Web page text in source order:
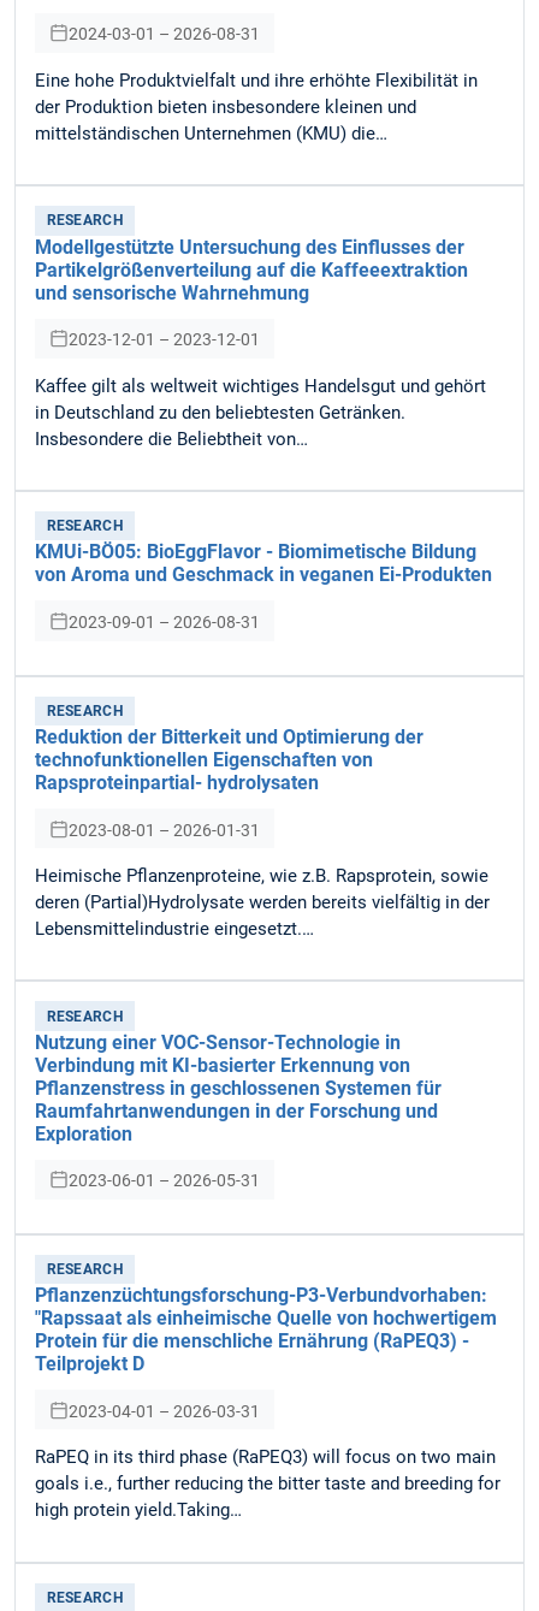
2024-03-01 – 2026-08-31
Eine hohe Produktvielfalt und ihre erhöhte Flexibilität in
der Produktion bieten insbesondere kleinen und
mittelständischen Unternehmen (KMU) die…
RESEARCH
Modellgestützte Untersuchung des Einflusses der
Partikelgrößenverteilung auf die Kaffeeextraktion
und sensorische Wahrnehmung
2023-12-01 – 2023-12-01
Kaffee gilt als weltweit wichtiges Handelsgut und gehört
in Deutschland zu den beliebtesten Getränken.
Insbesondere die Beliebtheit von…
RESEARCH
KMUi-BÖ05: BioEggFlavor - Biomimetische Bildung
von Aroma und Geschmack in veganen Ei-Produkten
2023-09-01 – 2026-08-31
RESEARCH
Reduktion der Bitterkeit und Optimierung der
technofunktionellen Eigenschaften von
Rapsproteinpartial- hydrolysaten
2023-08-01 – 2026-01-31
Heimische Pflanzenproteine, wie z.B. Rapsprotein, sowie
deren (Partial)Hydrolysate werden bereits vielfältig in der
Lebensmittelindustrie eingesetzt.…
RESEARCH
Nutzung einer VOC-Sensor-Technologie in
Verbindung mit KI-basierter Erkennung von
Pflanzenstress in geschlossenen Systemen für
Raumfahrtanwendungen in der Forschung und
Exploration
2023-06-01 – 2026-05-31
RESEARCH
Pflanzenzüchtungsforschung-P3-Verbundvorhaben:
"Rapssaat als einheimische Quelle von hochwertigem
Protein für die menschliche Ernährung (RaPEQ3) -
Teilprojekt D
2023-04-01 – 2026-03-31
RaPEQ in its third phase (RaPEQ3) will focus on two main
goals i.e., further reducing the bitter taste and breeding for
high protein yield.Taking…
RESEARCH